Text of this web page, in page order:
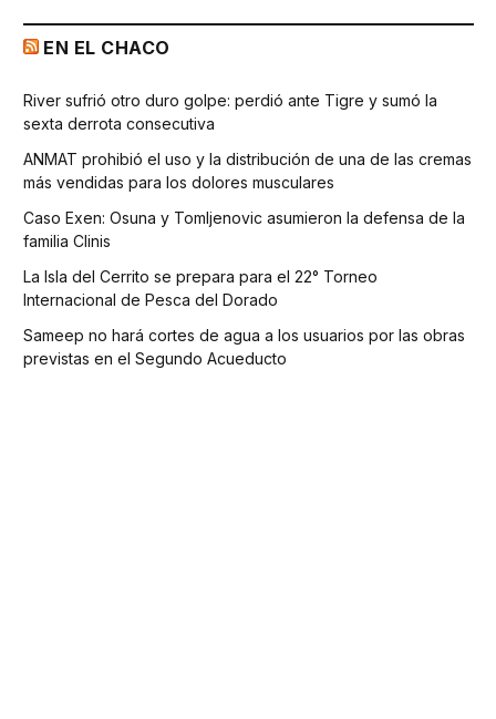
EN EL CHACO
River sufrió otro duro golpe: perdió ante Tigre y sumó la
sexta derrota consecutiva
ANMAT prohibió el uso y la distribución de una de las cremas
más vendidas para los dolores musculares
Caso Exen: Osuna y Tomljenovic asumieron la defensa de la
familia Clinis
La Isla del Cerrito se prepara para el 22° Torneo
Internacional de Pesca del Dorado
Sameep no hará cortes de agua a los usuarios por las obras
previstas en el Segundo Acueducto